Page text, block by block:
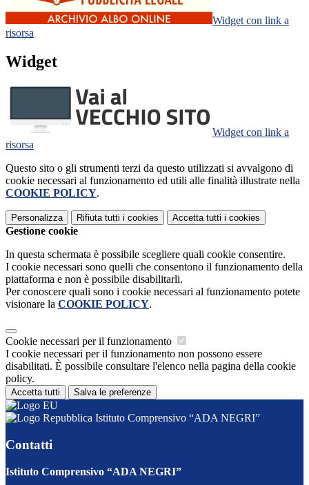
Widget con link a
risorsa
Widget
Widget con link a
risorsa
Questo sito o gli strumenti terzi da questo utilizzati si avvalgono di
cookie necessari al funzionamento ed utili alle finalità illustrate nella
COOKIE POLICY.
Personalizza Rifiuta tutti i cookies Accetta tutti i cookies
Gestione cookie
In questa schermata è possibile scegliere quali cookie consentire.
I cookie necessari sono quelli che consentono il funzionamento della
piattaforma e non è possibile disabilitarli.
Per conoscere quali sono i cookie necessari al funzionamento potete
visionare la COOKIE POLICY.
Cookie necessari per il funzionamento
I cookie necessari per il funzionamento non possono essere
disabilitati. È possibile consultare l'elenco nella pagina della cookie
policy.
Accetta tutti Salva le preferenze
Istituto Comprensivo “ADA NEGRI”
Contatti
Istituto Comprensivo “ADA NEGRI”